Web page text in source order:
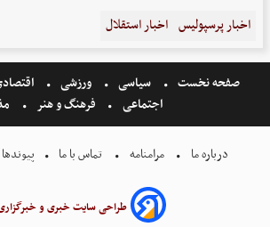
اخبار پرسپولیس اخبار استقلال
صفحه نخست سیاسی ورزشی
اجتماعی
فرهنگ و هنر
درباره ما مرامنامه تماس با ما پیوندها
طراحی سایت خبری و